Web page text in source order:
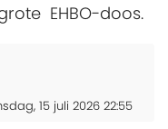
EHBO-doos.
15 juli 2026 22:55